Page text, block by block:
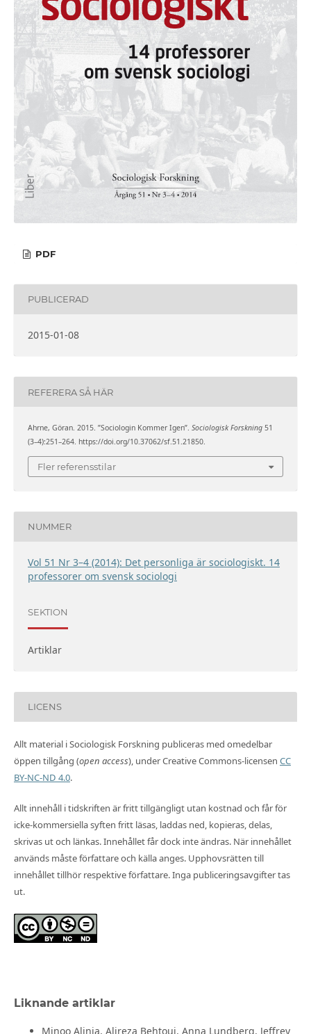
PDF
PUBLICERAD
2015-01-08
REFERERA SÅ HÄR
Ahrne, Göran. 2015. ”Sociologin Kommer Igen”. Sociologisk Forskning51
(3–4):251–264. https://doi.org/10.37062/sf.51.21850.
Fler referensstilar
NUMMER
Vol 51 Nr 3–4 (2014): Det personliga är sociologiskt. 14
professorer om svensk sociologi
SEKTION
Artiklar
LICENS
Allt material i Sociologisk Forskning publiceras med omedelbar
öppen tillgång (open access), under Creative Commons-licensen CC
BY-NC-ND 4.0.
Allt innehåll i tidskriften är fritt tillgängligt utan kostnad och får för
icke-kommersiella syften fritt läsas, laddas ned, kopieras, delas,
skrivas ut och länkas. Innehållet får dock inte ändras. När innehållet
används måste författare och källa anges. Upphovsrätten till
innehållet tillhör respektive författare. Inga publiceringsavgifter tas
ut.
Liknande artiklar
Minoo Alinia, Alireza Behtoui, Anna Lundberg, Jeffrey